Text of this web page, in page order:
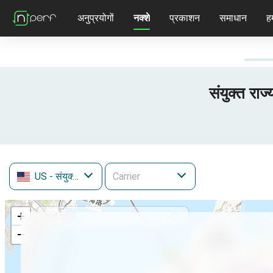
अनुप्रयोगों नक्शे प्रकाशन समाधान
संयुक्त
US - संयुक्त राज्य
+
−